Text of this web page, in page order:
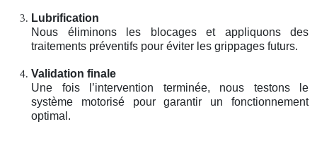
Lubrification
Nous éliminons les blocages et appliquons des
traitements préventifs pour éviter les grippages futurs.
Validation finale
Une fois l’intervention terminée, nous testons le
système motorisé pour garantir un fonctionnement
optimal.